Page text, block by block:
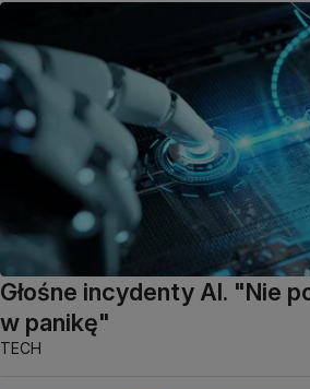
Głośne incydenty AI. "Nie
w panikę"
TECH